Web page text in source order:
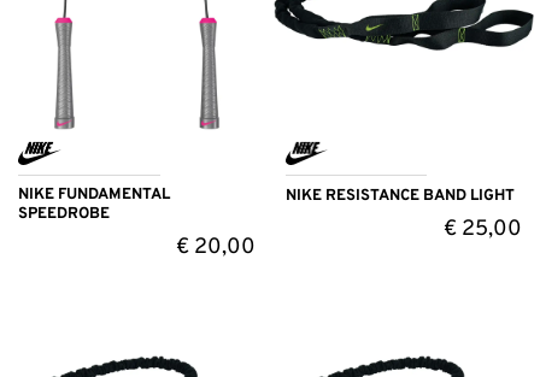
NIKE FUNDAMENTAL
SPEEDROBE
€20,00
NIKE RESISTANCE BAND LIGHT
€ 25,00